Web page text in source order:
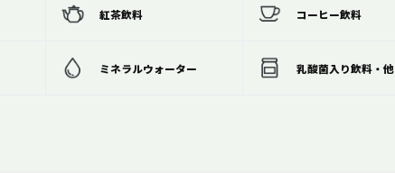
紅茶飲料 コーヒー飲料
ミネラルウォーター 乳酸菌入り飲料・他